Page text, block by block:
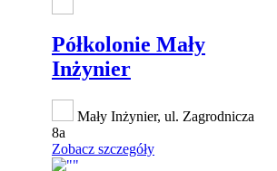
Półkolonie Mały
Inżynier
Mały Inżynier, ul. Zagrodnicza
8a
Zobacz szczegóły